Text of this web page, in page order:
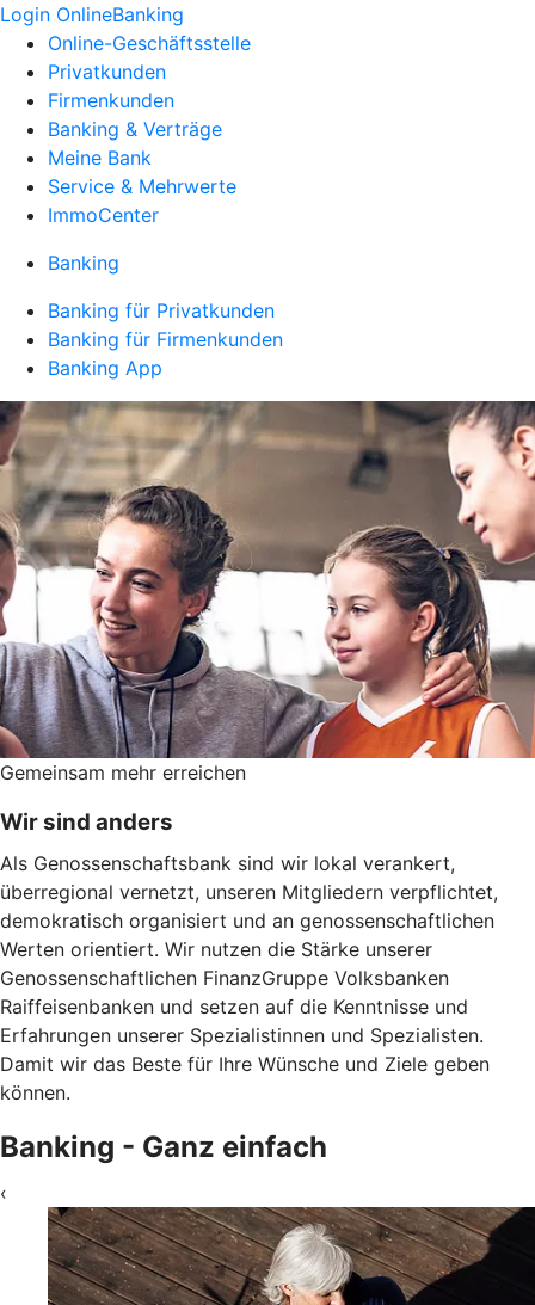
Login OnlineBanking
Online-Geschäftsstelle
Privatkunden
Firmenkunden
Banking & Verträge
Meine Bank
Service & Mehrwerte
ImmoCenter
Banking
Banking für Privatkunden
Banking für Firmenkunden
Banking App
Gemeinsam mehr erreichen
Wir sind anders
Als Genossenschaftsbank sind wir lokal verankert,
überregional vernetzt, unseren Mitgliedern verpflichtet,
demokratisch organisiert und an genossenschaftlichen
Werten orientiert. Wir nutzen die Stärke unserer
Genossenschaftlichen FinanzGruppe Volksbanken
Raiffeisenbanken und setzen auf die Kenntnisse und
Erfahrungen unserer Spezialistinnen und Spezialisten.
Damit wir das Beste für Ihre Wünsche und Ziele geben
können.
Banking - Ganz einfach
‹